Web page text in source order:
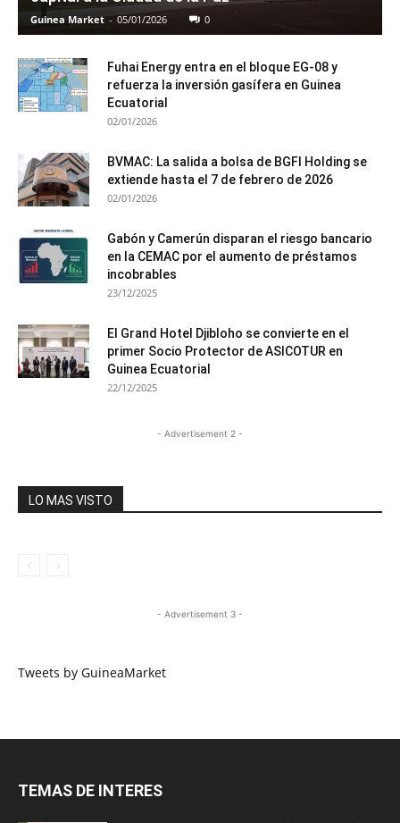
Guinea Market - 05/01/2026 0
Fuhai Energy entra en el bloque EG-08 y
refuerza la inversión gasífera en Guinea
Ecuatorial
02/01/2026
BVMAC: La salida a bolsa de BGFI Holding se
extiende hasta el 7 de febrero de 2026
02/01/2026
Gabón y Camerún disparan el riesgo bancario
en la CEMAC por el aumento de préstamos
incobrables
23/12/2025
El Grand Hotel Djibloho se convierte en el
primer Socio Protector de ASICOTUR en
Guinea Ecuatorial
22/12/2025
- Advertisement 2 -
LO MAS VISTO
- Advertisement 3 -
Tweets by GuineaMarket
TEMAS DE INTERES